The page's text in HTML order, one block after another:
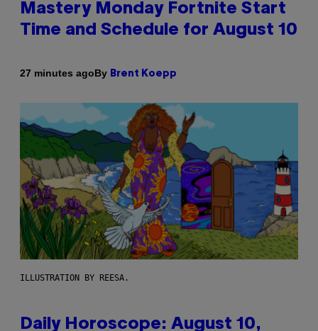
Mastery Monday Fortnite Start
Time and Schedule for August 10
27 minutes agoBy Brent Koepp
ILLUSTRATION BY REESA.
Daily Horoscope: August 10,